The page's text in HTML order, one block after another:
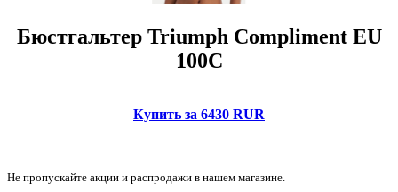
Бюстгальтер Triumph Compliment EU
100C
Купить за 6430 RUR
Не пропускайте акции и распродажи в нашем магазине.